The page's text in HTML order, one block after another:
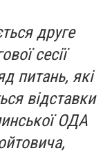
друге
сесії
питань, які
відставки
ОДА